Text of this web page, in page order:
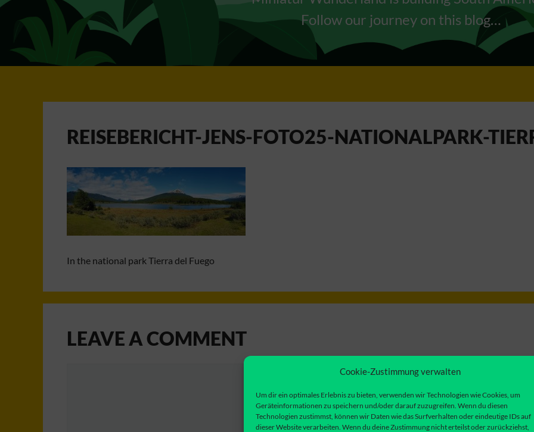
Cookie-Zustimmung verwalten
Um dir ein optimales Erlebnis zu bieten, verwenden wir Technologien wie Cookies, um
Geräteinformationen zu speichern und/oder darauf zuzugreifen. Wenn du diesen
Technologien zustimmst, können wir Daten wie das Surfverhalten oder eindeutige IDs auf
dieser Website verarbeiten. Wenn du deine Zustimmung nicht erteilst oder zurückziehst,
Follow our journey on this blog…
REISEBERICHT-JENS-FOTO25-NATIONALPARK-
In the national park Tierra del Fuego
LEAVE A COMMENT